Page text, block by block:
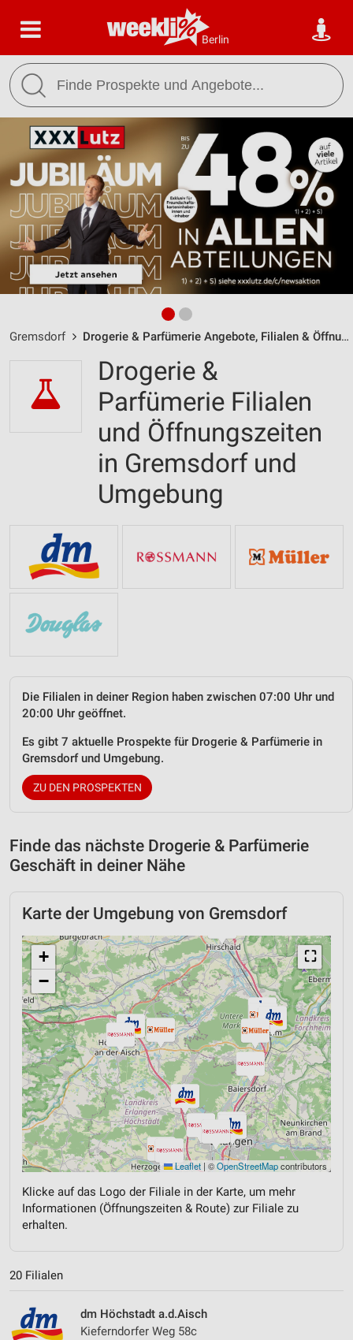
Berlin
Gremsdorf Drogerie & Parfümerie Angebote, Filialen & Öffnungszeiten
Drogerie &
Parfümerie Filialen
und Öffnungszeiten
in Gremsdorf und
Umgebung
Die Filialen in deiner Region haben zwischen 07:00 Uhr und
20:00 Uhr geöffnet.
Es gibt 7 aktuelle Prospekte für Drogerie & Parfümerie in
Gremsdorf und Umgebung.
ZU DEN PROSPEKTEN
Finde das nächste Drogerie & Parfümerie
Geschäft in deiner Nähe
Karte der Umgebung von Gremsdorf
⛶
+
−
Leaflet | ©OpenStreetMapcontributors
Klicke auf das Logo der Filiale in der Karte, um mehr
Informationen (Öffnungszeiten & Route) zur Filiale zu
erhalten.
20 Filialen
dm Höchstadt a.d.Aisch
Kieferndorfer Weg 58c